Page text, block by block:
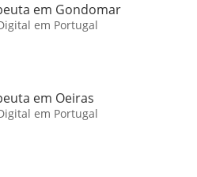
em Gondomar
em Portugal
em Oeiras
em Portugal